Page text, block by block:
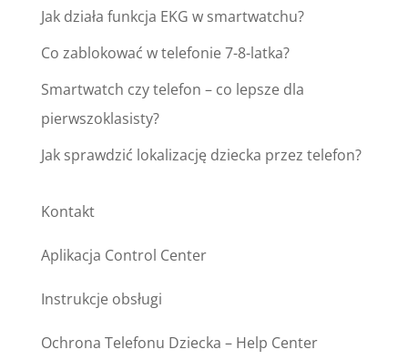
Jak działa funkcja EKG w smartwatchu?
Co zablokować w telefonie 7-8-latka?
Smartwatch czy telefon – co lepsze dla
pierwszoklasisty?
Jak sprawdzić lokalizację dziecka przez telefon?
Kontakt
Aplikacja Control Center
Instrukcje obsługi
Ochrona Telefonu Dziecka – Help Center